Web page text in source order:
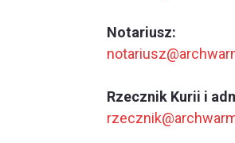
Notariusz:
Rzecznik Kurii i